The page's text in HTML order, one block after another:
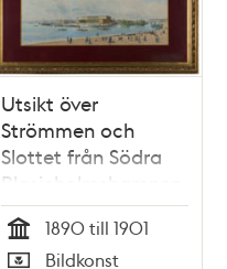
Utsikt över
Strömmen och
Slottet från Södra
Blasieholmshamnen
Tid
1890 till 1901
Bildkonst